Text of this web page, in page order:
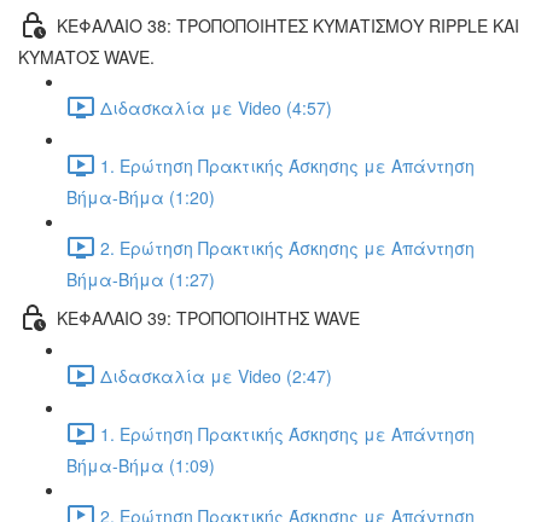
ΚΕΦΑΛΑΙΟ 38: ΤΡΟΠΟΠΟΙΗΤΕΣ ΚΥΜΑΤΙΣΜΟΥ RIPPLE ΚΑΙ
ΚΥΜΑΤΟΣ WAVE.
Διδασκαλία με Video (4:57)
1. Ερώτηση Πρακτικής Άσκησης με Απάντηση
Βήμα-Βήμα (1:20)
2. Ερώτηση Πρακτικής Άσκησης με Απάντηση
Βήμα-Βήμα (1:27)
ΚΕΦΑΛΑΙΟ 39: ΤΡΟΠΟΠΟΙΗΤΗΣ WAVE
Διδασκαλία με Video (2:47)
1. Ερώτηση Πρακτικής Άσκησης με Απάντηση
Βήμα-Βήμα (1:09)
2. Ερώτηση Πρακτικής Άσκησης με Απάντηση